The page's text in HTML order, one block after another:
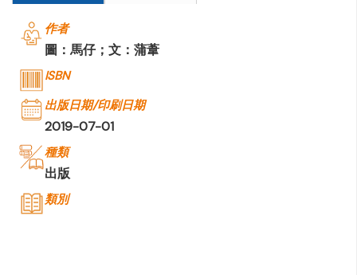
作者
圖：馬仔；文：蒲葦
ISBN
出版日期/印刷日期
2019-07-01
種類
出版
類別